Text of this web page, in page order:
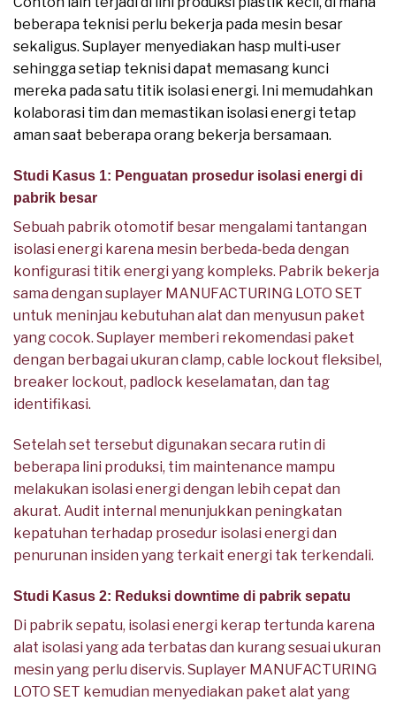
beberapa teknisi perlu bekerja pada mesin besar
sekaligus. Suplayer menyediakan hasp multi‑user
sehingga setiap teknisi dapat memasang kunci
mereka pada satu titik isolasi energi. Ini memudahkan
kolaborasi tim dan memastikan isolasi energi tetap
aman saat beberapa orang bekerja bersamaan.
Studi Kasus 1: Penguatan prosedur isolasi energi di
pabrik besar
Sebuah pabrik otomotif besar mengalami tantangan
isolasi energi karena mesin berbeda‑beda dengan
konfigurasi titik energi yang kompleks. Pabrik bekerja
sama dengan suplayer MANUFACTURING LOTO SET
untuk meninjau kebutuhan alat dan menyusun paket
yang cocok. Suplayer memberi rekomendasi paket
dengan berbagai ukuran clamp, cable lockout fleksibel,
breaker lockout, padlock keselamatan, dan tag
identifikasi.
Setelah set tersebut digunakan secara rutin di
beberapa lini produksi, tim maintenance mampu
melakukan isolasi energi dengan lebih cepat dan
akurat. Audit internal menunjukkan peningkatan
kepatuhan terhadap prosedur isolasi energi dan
penurunan insiden yang terkait energi tak terkendali.
Studi Kasus 2: Reduksi downtime di pabrik sepatu
Di pabrik sepatu, isolasi energi kerap tertunda karena
alat isolasi yang ada terbatas dan kurang sesuai ukuran
mesin yang perlu diservis. Suplayer MANUFACTURING
LOTO SET kemudian menyediakan paket alat yang